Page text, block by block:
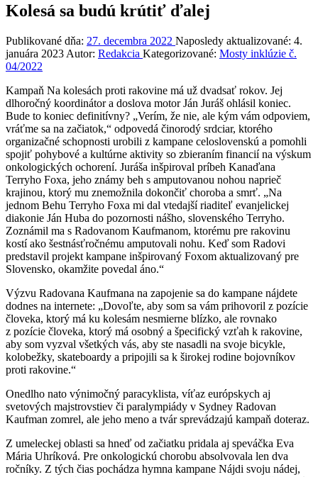
Kolesá sa budú krútiť ďalej
Publikované dňa: 27. decembra 2022 Naposledy aktualizované: 4.
januára 2023 Autor: Redakcia Kategorizované: Mosty inklúzie č.
04/2022
Kampaň Na kolesách proti rakovine má už dvadsať rokov. Jej
dlhoročný koordinátor a doslova motor Ján Juráš ohlásil koniec.
Bude to koniec definitívny? „Verím, že nie, ale kým vám odpoviem,
vráťme sa na začiatok,“ odpovedá činorodý srdciar, ktorého
organizačné schopnosti urobili z kampane celoslovenskú a pomohli
spojiť pohybové a kultúrne aktivity so zbieraním financií na výskum
onkologických ochorení. Juráša inšpiroval príbeh Kanaďana
Terryho Foxa, jeho známy beh s amputovanou nohou naprieč
krajinou, ktorý mu znemožnila dokončiť choroba a smrť. „Na
jednom Behu Terryho Foxa mi dal vtedajší riaditeľ evanjelickej
diakonie Ján Huba do pozornosti nášho, slovenského Terryho.
Zoznámil ma s Radovanom Kaufmanom, ktorému pre rakovinu
kostí ako šestnásťročnému amputovali nohu. Keď som Radovi
predstavil projekt kampane inšpirovaný Foxom aktualizovaný pre
Slovensko, okamžite povedal áno.“
Výzvu Radovana Kaufmana na zapojenie sa do kampane nájdete
dodnes na internete: „Dovoľte, aby som sa vám prihovoril z pozície
človeka, ktorý má ku kolesám nesmierne blízko, ale rovnako
z pozície človeka, ktorý má osobný a špecifický vzťah k rakovine,
aby som vyzval všetkých vás, aby ste nasadli na svoje bicykle,
kolobežky, skateboardy a pripojili sa k širokej rodine bojovníkov
proti rakovine.“
Onedlho nato výnimočný paracyklista, víťaz európskych aj
svetových majstrovstiev či paralympiády v Sydney Radovan
Kaufman zomrel, ale jeho meno a tvár sprevádzajú kampaň doteraz.
Z umeleckej oblasti sa hneď od začiatku pridala aj speváčka Eva
Mária Uhríková. Pre onkologickú chorobu absolvovala len dva
ročníky. Z tých čias pochádza hymna kampane Nájdi svoju nádej,